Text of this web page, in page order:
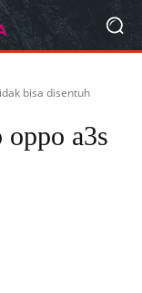
bisa disentuh
oppo a3s